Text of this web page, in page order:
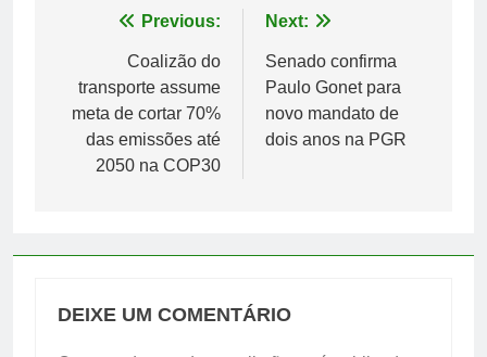
Navegação
Post
Previous:
Coalizão do
transporte assume
meta de cortar 70%
das emissões até
2050 na COP30
Next:
Senado confirma
Paulo Gonet para
novo mandato de
dois anos na PGR
DEIXE UM COMENTÁRIO